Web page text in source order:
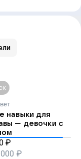
навыки для
— девочки с
₽
₽